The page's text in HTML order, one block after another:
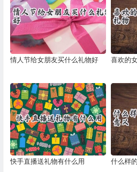
情人节给女朋友买什么礼物好 喜欢的
快手直播送礼物有什么用 什么样